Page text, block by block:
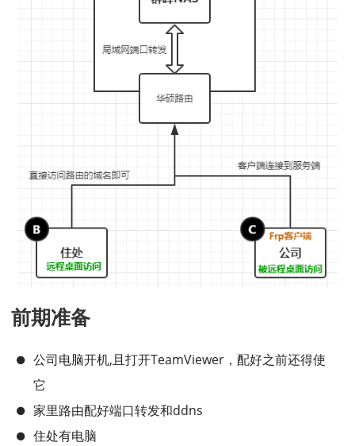
前期准备
公司电脑开机,且打开TeamViewer，配好之前还得使
它
家里路由配好端口转发和ddns
住处有电脑